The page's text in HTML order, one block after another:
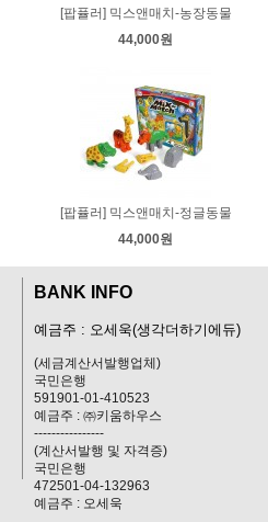
[팝퓰러] 믹스앤매치-농장동물
44,000원
[팝퓰러] 믹스앤매치-정글동물
44,000원
BANK INFO
예금주 : 오세욱(생각더하기에듀)
(세금계산서발행업체)
국민은행
591901-01-410523
예금주 : ㈜키움하우스
----------------
(계산서발행 및 자격증)
국민은행
472501-04-132963
예금주 : 오세욱